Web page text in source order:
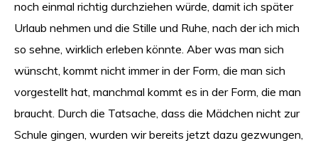
noch einmal richtig durchziehen würde, damit ich später
Urlaub nehmen und die Stille und Ruhe, nach der ich mich
so sehne, wirklich erleben könnte. Aber was man sich
wünscht, kommt nicht immer in der Form, die man sich
vorgestellt hat, manchmal kommt es in der Form, die man
braucht. Durch die Tatsache, dass die Mädchen nicht zur
Schule gingen, wurden wir bereits jetzt dazu gezwungen,